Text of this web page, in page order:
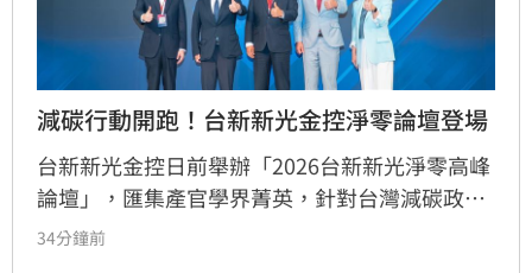
減碳行動開跑！台新新光金控淨零論壇登場
台新新光金控日前舉辦「2026台新新光淨零高峰
論壇」，匯集產官學界菁英，針對台灣減碳政
策、碳定價制度及企業轉型策略進行深度對話。
34分鐘前